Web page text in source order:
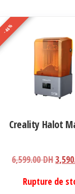
-46%
Creality Halot
6,599.00DHLe
Rupture de